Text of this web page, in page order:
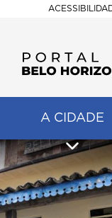
A CIDADE